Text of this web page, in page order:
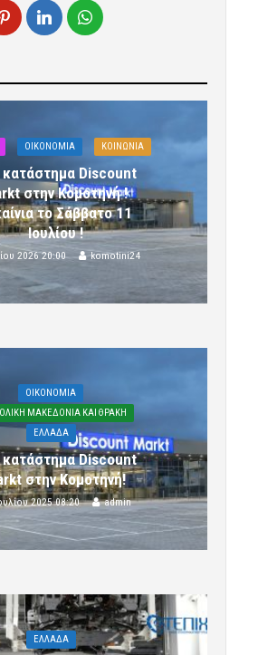
OIKONOMIA ΚΟΙΝΩΝΙΑ
Discount
στην Κομοτηνή !
το Σάββατο 11
Ιουλίου !
2026 20:00 komotini24
OIKONOMIA
ΜΑΚΕΔΟΝΙΑ ΚΑΙ ΘΡΑΚΗ
ΕΛΛΑΔΑ
Discount
στην Κομοτηνή!
2025 08:20 admin
ΕΛΛΑΔΑ